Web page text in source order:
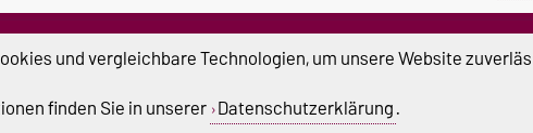
in der Hochschule
STUDIUM & CAMPUS
Stipendien
Studentenwerk
Unishop
und vergleichbare Technologien, um unsere Website
finden Sie in unserer Datenschutzerklärung.